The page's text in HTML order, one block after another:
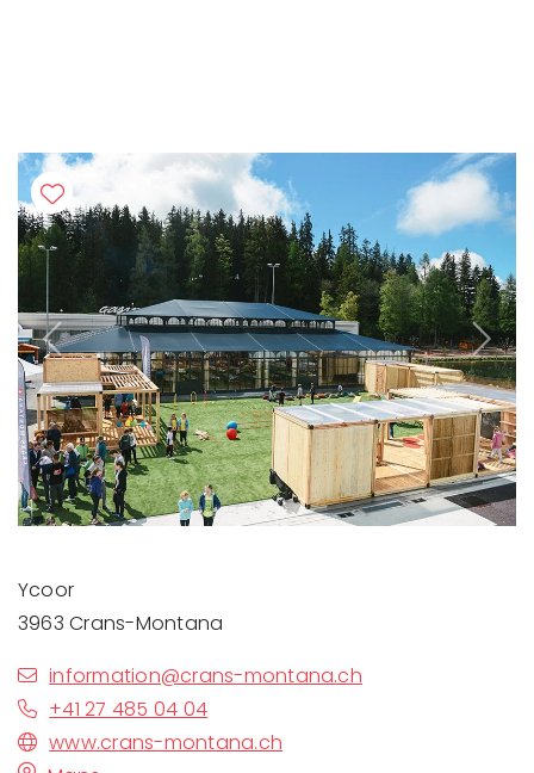
Previous Next
Ycoor
3963 Crans-Montana
information@crans-montana.ch
+41 27 485 04 04
www.crans-montana.ch